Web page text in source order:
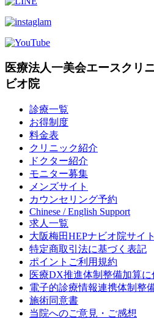
医療法人一美会エースクリ
ビオ院
診療一覧
お得制度
料金表
クリニック紹介
ドクター紹介
モニター募集
メンズサイト
カウンセリング予約
Chinese / English Support
求人一覧
大阪梅田HEPナビオ院サイ
特定商取引法に基づく表記
ポイントご利用規約
医療DX推進体制整備加算
電子的診療情報連携体制整
施術同意書
当院へのご意見・ご感想